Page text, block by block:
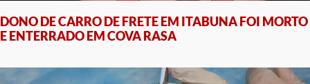
DONO DE CARRO DE FRETE EM ITABUNA FOI MORTO
E ENTERRADO EM COVA RASA